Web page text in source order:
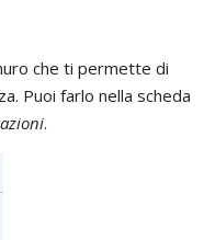
che ti permette di
Puoi farlo nella scheda
.